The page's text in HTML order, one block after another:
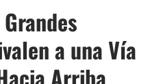
a una Vía
Arriba